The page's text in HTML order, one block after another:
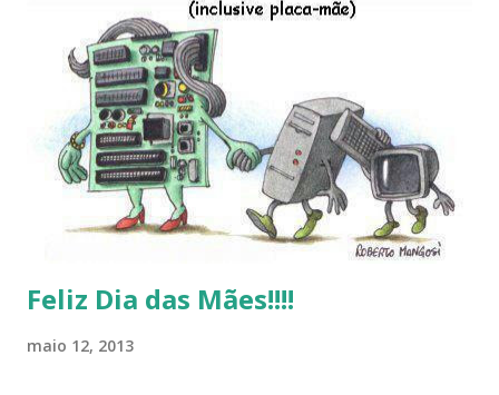
Linux (como sempre), o lançamento do Windows 8 e a sua
baixa taxa de adesão pelos usuários, entre out ros. Gostaria
de desejar a todos Boas Festas e que em 2013 possamos
estar juntos novamente. Feliz Natal!!!! F eli z 2013 a todos!!!
Feliz Dia das Mães!!!!
maio 12, 2013